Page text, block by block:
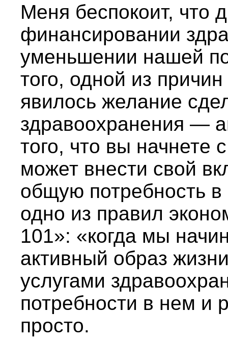
Меня беспокоит, что
финансировании
уменьшении нашей
того, одной из причин
явилось желание
здравоохранения —
того, что вы начнете
может внести свой
общую потребность
одно из правил
101»: «когда мы
активный образ
услугами
потребности в нем и
просто.